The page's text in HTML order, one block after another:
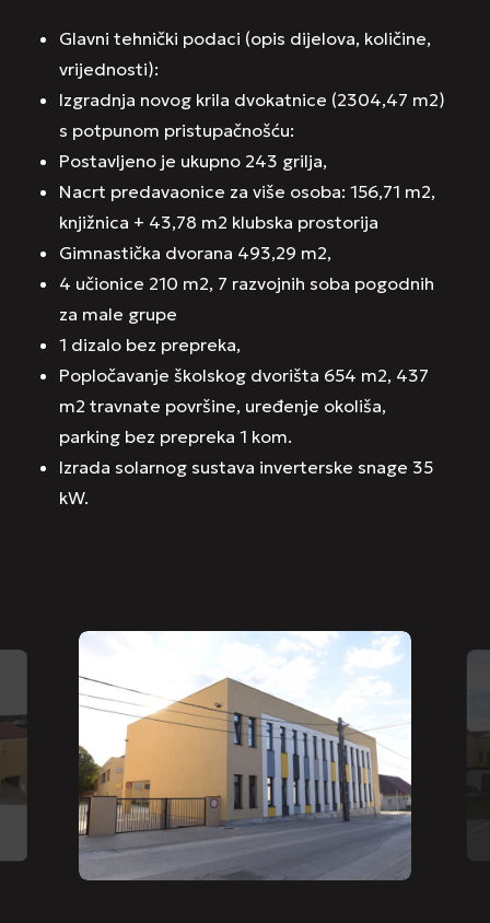
Glavni tehnički podaci (opis dijelova, količine,
vrijednosti):
Izgradnja novog krila dvokatnice (2304,47 m2)
s potpunom pristupačnošću:
Postavljeno je ukupno 243 grilja,
Nacrt predavaonice za više osoba: 156,71 m2,
knjižnica + 43,78 m2 klubska prostorija
Gimnastička dvorana 493,29 m2,
4 učionice 210 m2, 7 razvojnih soba pogodnih
za male grupe
1 dizalo bez prepreka,
Popločavanje školskog dvorišta 654 m2, 437
m2 travnate površine, uređenje okoliša,
parking bez prepreka 1 kom.
Izrada solarnog sustava inverterske snage 35
kW.